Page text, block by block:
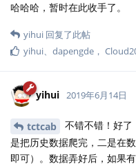
哈哈哈，暂时在此收手了。
yihui 回复了此帖
yihui、 dapengde ，
yihui 2019年6月14日
tctcab
不错不错！好
是把历史数据爬完，二是在
即可）。数据弄好后，如果